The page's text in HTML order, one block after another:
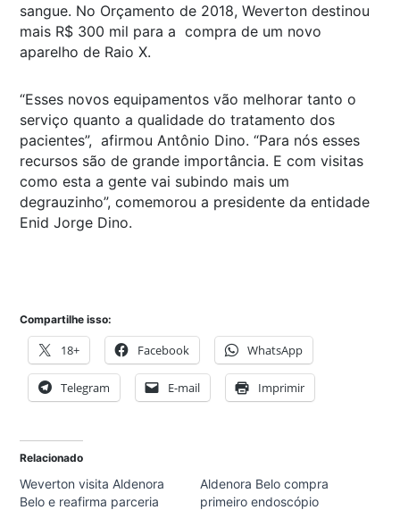
sangue. No Orçamento de 2018, Weverton destinou
mais R$ 300 mil para a compra de um novo
aparelho de Raio X.
“Esses novos equipamentos vão melhorar tanto o
serviço quanto a qualidade do tratamento dos
pacientes”, afirmou Antônio Dino. “Para nós esses
recursos são de grande importância. E com visitas
como esta a gente vai subindo mais um
degrauzinho”, comemorou a presidente da entidade
Enid Jorge Dino.
Compartilhe isso:
18+ Facebook WhatsApp
Telegram E-mail Imprimir
Relacionado
Weverton visita Aldenora
Belo e reafirma parceria
Aldenora Belo compra
primeiro endoscópio